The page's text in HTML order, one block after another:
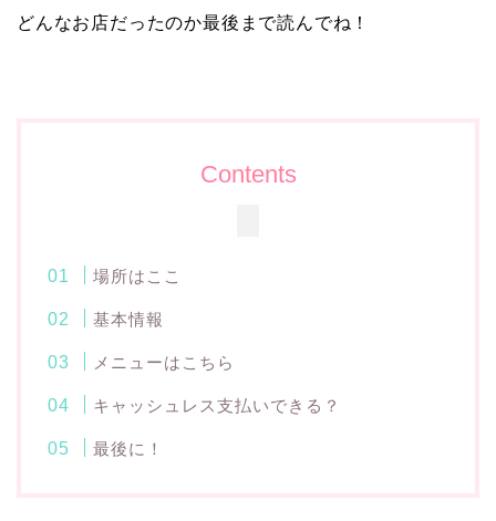
どんなお店だったのか最後まで読んでね！
Contents
場所はここ
基本情報
メニューはこちら
キャッシュレス支払いできる？
最後に！